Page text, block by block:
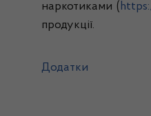
наркотиками (
продукції.
Додатки